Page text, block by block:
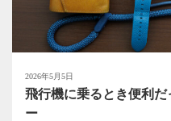
2026年5月5日
飛行機に乗るとき便利
ー